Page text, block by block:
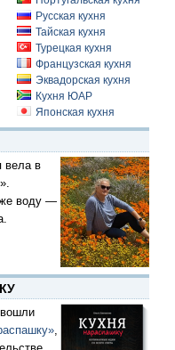
Русская кухня
Тайская кухня
Турецкая кухня
Французская кухня
Эквадорская кухня
Кухня ЮАР
Японская кухня
вела в
же воду —
,